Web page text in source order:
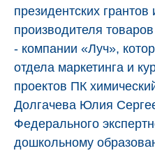
президентских
производителя
- компании «Луч»,
отдела маркетинга и
проектов ПК
Долгачева Юлия
Федерального
дошкольному